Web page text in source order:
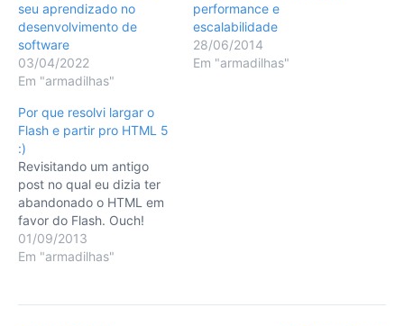
seu aprendizado no
desenvolvimento de
software
03/04/2022
Em "armadilhas"
performance e
escalabilidade
28/06/2014
Em "armadilhas"
Por que resolvi largar o
Flash e partir pro HTML 5
:)
Revisitando um antigo
post no qual eu dizia ter
abandonado o HTML em
favor do Flash. Ouch!
01/09/2013
Em "armadilhas"